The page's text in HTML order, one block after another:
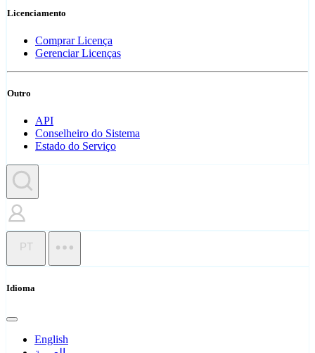
Licenciamento
Comprar Licença
Gerenciar Licenças
Outro
API
Conselheiro do Sistema
Estado do Serviço
PT
Idioma
English